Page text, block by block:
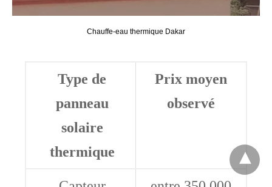
Chauffe-eau thermique Dakar
Type de
panneau
solaire
thermique
Prix moyen
observé